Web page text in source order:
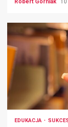
Robert Górniak
EDUKACJA